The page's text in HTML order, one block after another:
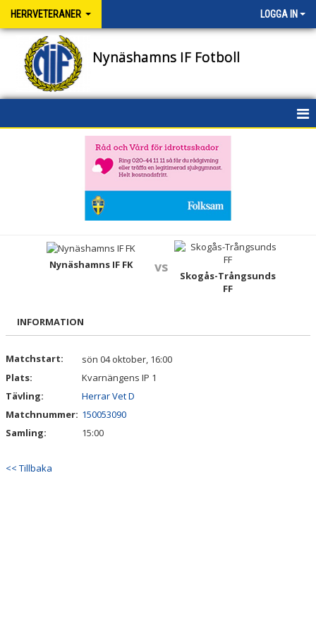
HERRVETERANER LOGGA IN
Nynäshamns IF Fotboll
DOKUMENT
KONTAKT
Nynäshamns IF FK vs
Skogås-Trångsunds
FF
INFORMATION
Matchstart:
sön 04 oktober, 16:00
Plats:
Kvarnängens IP 1
Tävling:
Herrar Vet D
Matchnummer: 150053090
Samling:
15:00
<< Tillbaka